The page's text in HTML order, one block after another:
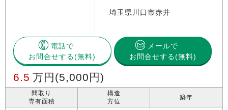
埼玉県川口市赤井
電話で
お問合せする
メールで
お問合せする(無料)
6.5 万円 (5,000円)
間取り
専有面積
構造
方位
築年